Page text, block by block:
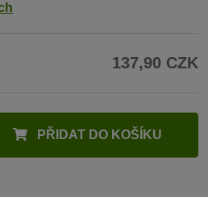
137,90 CZK
PŘIDAT DO KOŠÍKU